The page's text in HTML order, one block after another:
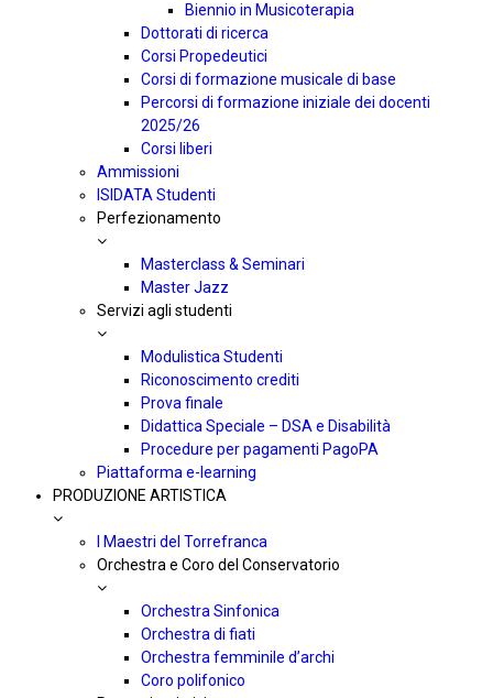
Biennio in Musicoterapia
Dottorati di ricerca
Corsi Propedeutici
Corsi di formazione musicale di base
Percorsi di formazione iniziale dei docenti
2025/26
Corsi liberi
Ammissioni
ISIDATA Studenti
Perfezionamento
Masterclass & Seminari
Master Jazz
Servizi agli studenti
Modulistica Studenti
Riconoscimento crediti
Prova finale
Didattica Speciale – DSA e Disabilità
Procedure per pagamenti PagoPA
Piattaforma e-learning
PRODUZIONE ARTISTICA
I Maestri del Torrefranca
Orchestra e Coro del Conservatorio
Orchestra Sinfonica
Orchestra di fiati
Orchestra femminile d’archi
Coro polifonico